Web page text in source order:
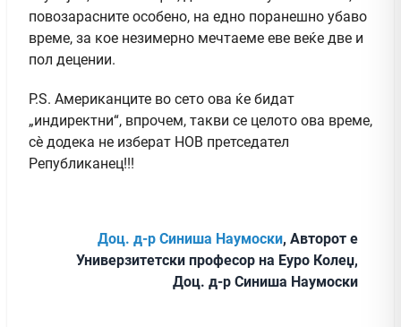
повозарасните особено, на едно поранешно убаво
време, за кое незимерно мечтаеме еве веќе две и
пол децении.
P.S. Американците во сето ова ќе бидат
„индиректни“, впрочем, такви се целото ова време,
сè додека не изберат НОВ претседател
Републиканец!!!
Доц. д-р Синиша Наумоски, Авторот е
Универзитетски професор на Еуро Колеџ,
Доц. д-р Синиша Наумоски